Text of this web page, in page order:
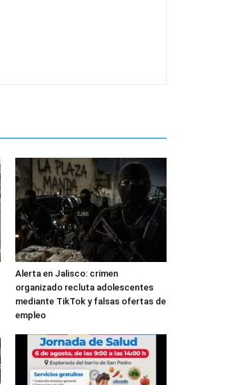
Alerta en Jalisco: crimen
organizado recluta adolescentes
mediante TikTok y falsas ofertas de
empleo